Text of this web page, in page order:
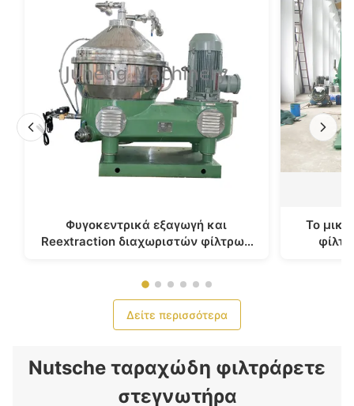
Φυγοκεντρικά εξαγωγή και
Reextraction διαχωριστών φίλτρων
Το
Δείτε περισσότερα
Nutsche ταραχώδη φιλτράρετε
στεγνωτήρα